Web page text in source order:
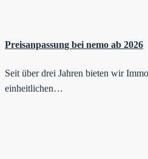
Preisanpassung bei nemo ab 2026
Seit über drei Jahren bieten wir
einheitlichen…